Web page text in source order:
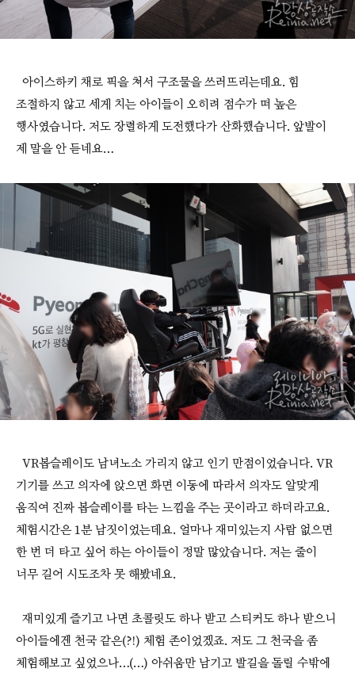
아이스하키 채로 픽을 쳐서 구조물을 쓰러뜨리는데요. 힘
조절하지 않고 세게 치는 아이들이 오히려 점수가 떠 높은
행사였습니다. 저도 장렬하게 도전했다가 산화했습니다. 앞발이
제 말을 안 듣네요…
VR봅슬레이도 남녀노소 가리지 않고 인기 만점이었습니다. VR
기기를 쓰고 의자에 앉으면 화면 이동에 따라서 의자도 알맞게
움직여 진짜 봅슬레이를 타는 느낌을 주는 곳이라고 하더라고요.
체험시간은 1분 남짓이었는데요. 얼마나 재미있는지 사람 없으면
한 번 더 타고 싶어 하는 아이들이 정말 많았습니다. 저는 줄이
너무 길어 시도조차 못 해봤네요.
재미있게 즐기고 나면 초콜릿도 하나 받고 스티커도 하나 받으니
아이들에겐 천국 같은(?!) 체험 존이었겠죠. 저도 그 천국을 좀
체험해보고 싶었으나…(…) 아쉬움만 남기고 발길을 돌릴 수밖에